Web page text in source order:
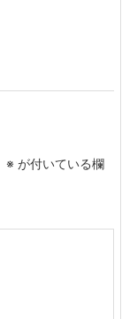
※ が付いている欄